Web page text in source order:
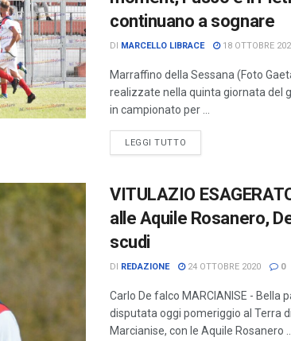
continuano a sognare
DI MARCELLO LIBRACE 18 OTTOBRE
Marraffino della Sessana (Foto
realizzate nella quinta giornata del
in campionato per ...
LEGGI TUTTO
VITULAZIO
alle Aquile Rosanero,
scudi
DI REDAZIONE 24 OTTOBRE 2020 0
Carlo De falco MARCIANISE - Bella
disputata oggi pomeriggio al Terra
Marcianise, con le Aquile Rosanero ...